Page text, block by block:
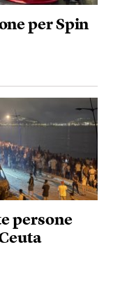
per Spin
persone